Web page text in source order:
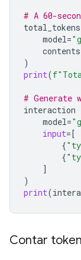
# A 60-
total_tokens
model=
contents
)
print(f
# Generate
interaction
model=
input=[
{
{
]
)
print(
Contar